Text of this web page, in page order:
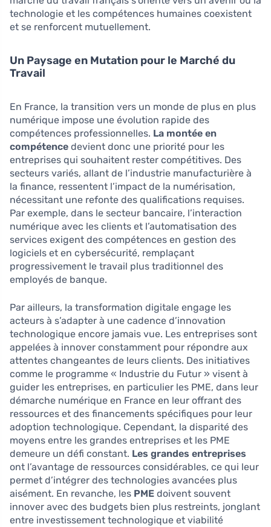
technologie et les compétences humaines coexistent
et se renforcent mutuellement.
Un Paysage en Mutation pour le Marché du
Travail
En France, la transition vers un monde de plus en plus
numérique impose une évolution rapide des
compétences professionnelles. La montée en
compétence devient donc une priorité pour les
entreprises qui souhaitent rester compétitives. Des
secteurs variés, allant de l’industrie manufacturière à
la finance, ressentent l’impact de la numérisation,
nécessitant une refonte des qualifications requises.
Par exemple, dans le secteur bancaire, l’interaction
numérique avec les clients et l’automatisation des
services exigent des compétences en gestion des
logiciels et en cybersécurité, remplaçant
progressivement le travail plus traditionnel des
employés de banque.
Par ailleurs, la transformation digitale engage les
acteurs à s’adapter à une cadence d’innovation
technologique encore jamais vue. Les entreprises sont
appelées à innover constamment pour répondre aux
attentes changeantes de leurs clients. Des initiatives
comme le programme « Industrie du Futur » visent à
guider les entreprises, en particulier les PME, dans leur
démarche numérique en France en leur offrant des
ressources et des financements spécifiques pour leur
adoption technologique. Cependant, la disparité des
moyens entre les grandes entreprises et les PME
demeure un défi constant. Les grandes entreprises
ont l’avantage de ressources considérables, ce qui leur
permet d’intégrer des technologies avancées plus
aisément. En revanche, les PME doivent souvent
innover avec des budgets bien plus restreints, jonglant
entre investissement technologique et viabilité